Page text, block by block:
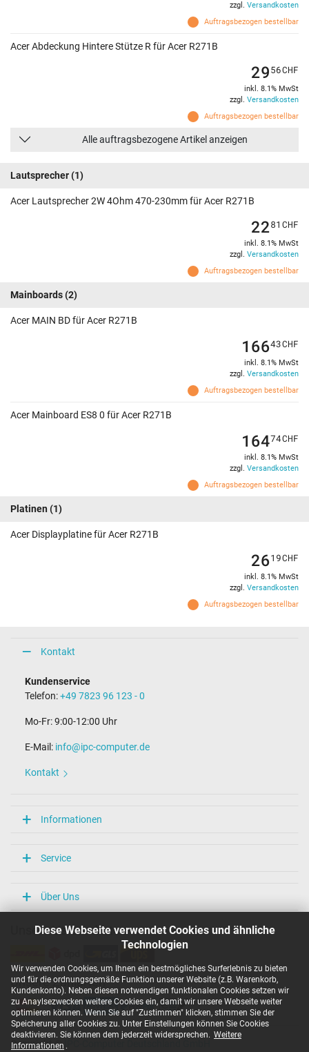
Diese Webseite verwendet Cookies und ähnliche
Technologien
Wir verwenden Cookies, um Ihnen ein bestmögliches Surferlebnis zu bieten
und für die ordnungsgemäße Funktion unserer Website (z.B. Warenkorb,
Kundenkonto). Neben diesen notwendigen funktionalen Cookies setzen wir
zu Anaylsezwecken weitere Cookies ein, damit wir unsere Webseite weiter
optimieren können. Wenn Sie auf "Zustimmen" klicken, stimmen Sie der
Speicherung aller Cookies zu. Unter Einstellungen können Sie Cookies
deaktivieren. Sie können dem jederzeit widersprechen. Weitere
Informationen .
Auftragsbezogen bestellbar
zzgl. Versandkosten
Acer Abdeckung Hintere Stütze R für Acer R271B
Auftragsbezogen bestellbar
2956CHF
inkl. 8.1% MwSt
zzgl. Versandkosten
Alle auftragsbezogene Artikel anzeigen
Lautsprecher(1)
Acer Lautsprecher 2W 4Ohm 470-230mm für Acer R271B
Auftragsbezogen bestellbar
2281 CHF
inkl. 8.1% MwSt
zzgl. Versandkosten
Mainboards(2)
Acer MAIN BD für Acer R271B
Auftragsbezogen bestellbar
16643CHF
inkl. 8.1% MwSt
zzgl. Versandkosten
Acer Mainboard ES8 0 für Acer R271B
Auftragsbezogen bestellbar
16474CHF
inkl. 8.1% MwSt
zzgl. Versandkosten
Platinen (1)
Acer Displayplatine für Acer R271B
Auftragsbezogen bestellbar
2619CHF
inkl. 8.1% MwSt
zzgl. Versandkosten
Kontakt
Kundenservice
Telefon:+49 7823 96 123 - 0
Mo-Fr: 9:00-12:00 Uhr
E-Mail: info@ipc-computer.de
Kontakt
Informationen
Service
Über Uns
Unsere Versandarten
Unsere Zahlarten
Copyright ©